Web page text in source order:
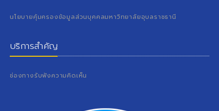
นโยบายคุ้มครองข้อมูลส่วนบุคคลมหาวิทยาลัยอุบลราชธานี
บริการสำคัญ
ช่องทางรับฟังความคิดเห็น